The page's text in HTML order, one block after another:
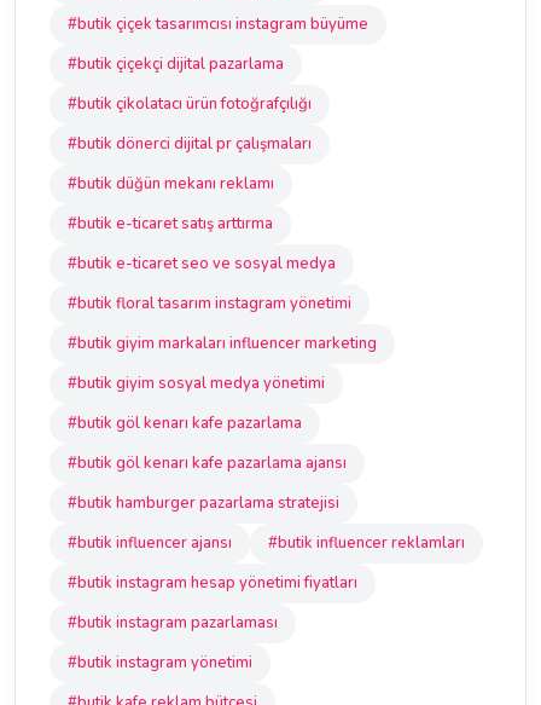
#butik çiçek tasarımcısı instagram büyüme
#butik çiçekçi dijital pazarlama
#butik çikolatacı ürün fotoğrafçılığı
#butik dönerci dijital pr çalışmaları
#butik düğün mekanı reklamı
#butik e-ticaret satış arttırma
#butik e-ticaret seo ve sosyal medya
#butik floral tasarım instagram yönetimi
#butik giyim markaları influencer marketing
#butik giyim sosyal medya yönetimi
#butik göl kenarı kafe pazarlama
#butik göl kenarı kafe pazarlama ajansı
#butik hamburger pazarlama stratejisi
#butik influencer ajansı
#butik influencer reklamları
#butik instagram hesap yönetimi fiyatları
#butik instagram pazarlaması
#butik instagram yönetimi